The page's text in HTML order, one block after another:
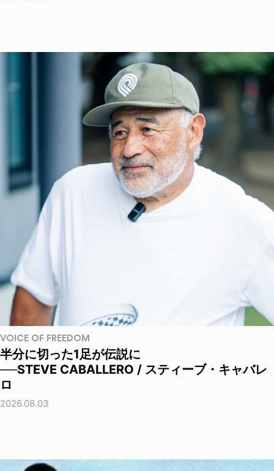
VOICE OF FREEDOM
半分に切った1足が伝説に
──STEVE CABALLERO / スティーブ・キャバレ
ロ
2026.08.03